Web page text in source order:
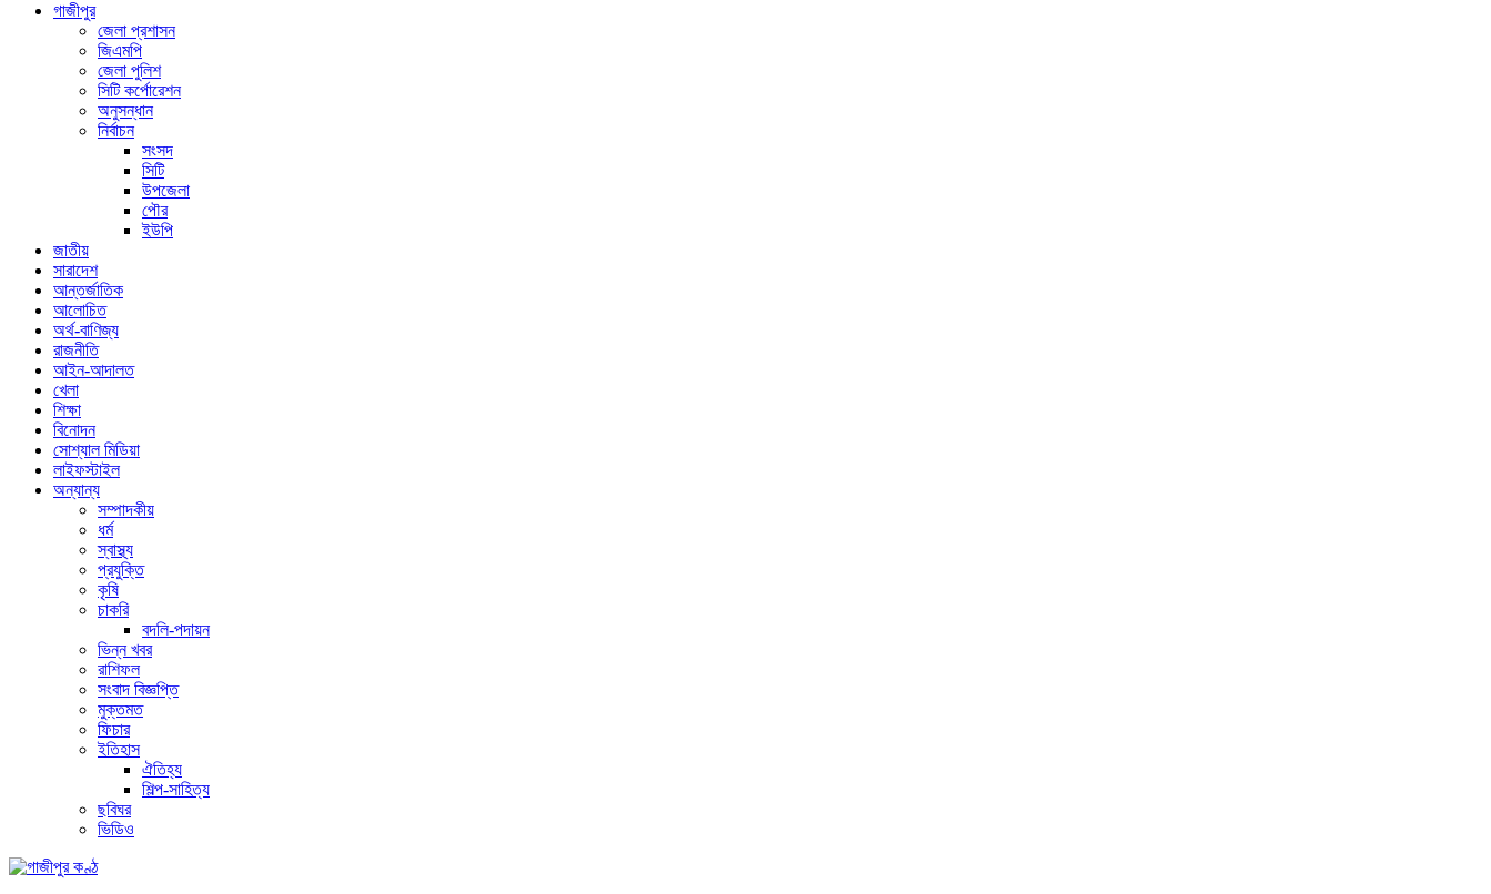
গাজীপুর
জেলা প্রশাসন
জিএমপি
জেলা পুলিশ
সিটি কর্পোরেশন
অনুসন্ধান
নির্বাচন
সংসদ
সিটি
উপজেলা
পৌর
ইউপি
জাতীয়
সারাদেশ
আন্তর্জাতিক
আলোচিত
অর্থ-বাণিজ্য
রাজনীতি
আইন-আদালত
খেলা
শিক্ষা
বিনোদন
সোশ্যাল মিডিয়া
লাইফস্টাইল
অন্যান্য
সম্পাদকীয়
ধর্ম
স্বাস্থ্য
প্রযুক্তি
কৃষি
চাকরি
বদলি-পদায়ন
ভিন্ন খবর
রাশিফল
সংবাদ বিজ্ঞপ্তি
মুক্তমত
ফিচার
ইতিহাস
ঐতিহ্য
শিল্প-সাহিত্য
ছবিঘর
ভিডিও